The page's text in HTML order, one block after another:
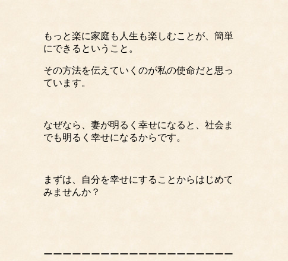
もっと楽に家庭も人生も楽しむことが、簡単
にできるということ。
その方法を伝えていくのが私の使命だと思っ
ています。
なぜなら、妻が明るく幸せになると、社会ま
でも明るく幸せになるからです。
まずは、自分を幸せにすることからはじめて
みませんか？
ーーーーーーーーーーーーーーーーーーーー